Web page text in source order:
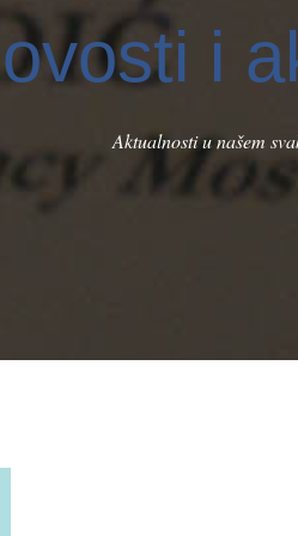
i
Aktualnosti u našem